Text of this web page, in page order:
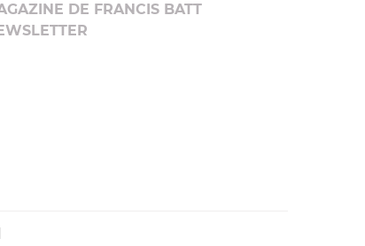
DE FRANCIS BATT